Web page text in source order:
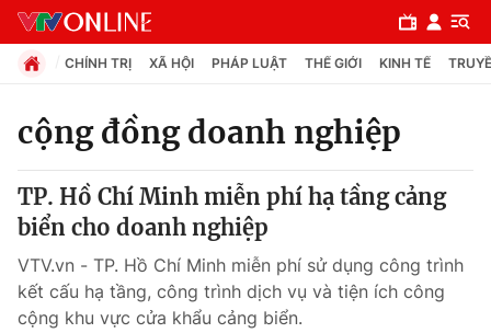
Chuyên mục
Chính trị
Xã hội
CHÍNH TRỊ XÃ HỘI PHÁP LUẬT THẾ GIỚI KINH TẾ
cộng đồng doanh nghiệp
TP. Hồ Chí Minh miễn phí hạ tầng cảng
biển cho doanh nghiệp
VTV.vn - TP. Hồ Chí Minh miễn phí sử dụng công trình
kết cấu hạ tầng, công trình dịch vụ và tiện ích công
cộng khu vực cửa khẩu cảng biển.